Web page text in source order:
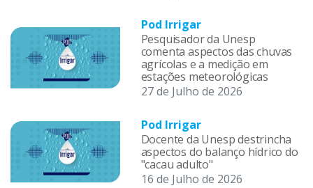
Pod Irrigar
Pesquisador da Unesp
comenta aspectos das chuvas
agrícolas e a medição em
estações meteorológicas
27 de Julho de 2026
Pod Irrigar
Docente da Unesp destrincha
aspectos do balanço hídrico do
"cacau adulto"
16 de Julho de 2026